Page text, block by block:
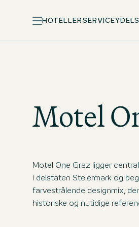
HOTELLER
Motel
Motel One Graz ligger
i delstaten Steiermark og
farvestrålende designmix,
historiske og nutidige